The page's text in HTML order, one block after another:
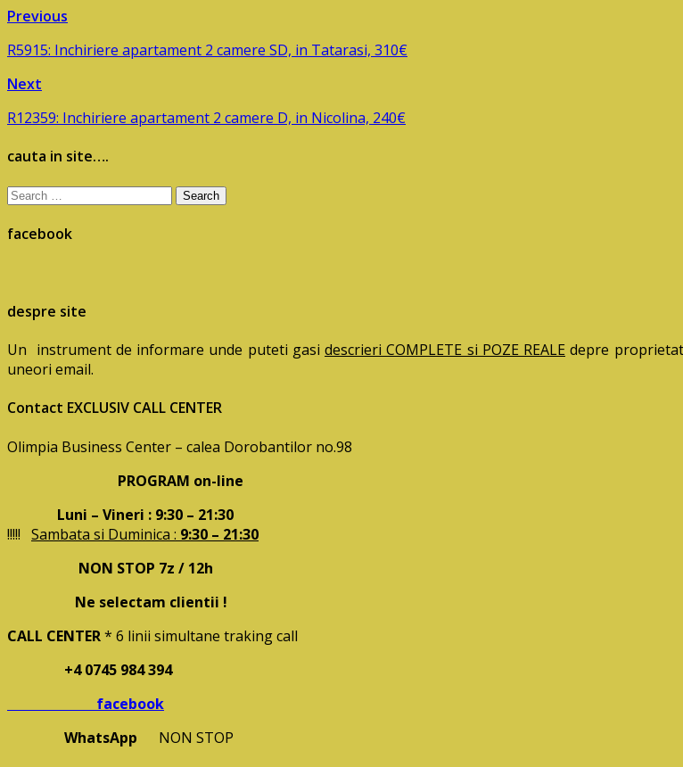
Previous
R5915: Inchiriere apartament 2 camere SD, in Tatarasi, 310€
Next
R12359: Inchiriere apartament 2 camere D, in Nicolina, 240€
cauta in site….
Search
facebook
despre site
Un instrument de informare unde puteti gasi descrieri COMPLETE si POZE REALE depre
uneori email.
Contact EXCLUSIV CALL CENTER
Olimpia Business Center – calea Dorobantilor no.98
PROGRAM on-line
Luni – Vineri : 9:30 – 21:30
!!!!! Sambata si Duminica : 9:30 – 21:30
NON STOP 7z / 12h
Ne selectam clientii !
CALL CENTER* 6 linii simultane traking call
+4 0745 984 394
facebook
WhatsApp
NON STOP